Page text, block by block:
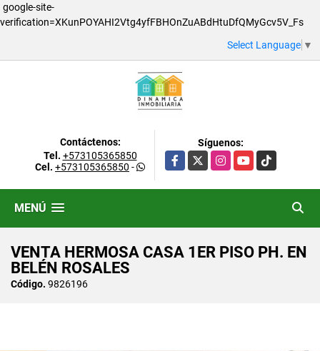
google-site-
verification=XKunPOYAHI2Vtg4yfFBHOnZuABdHtuDfQMyGcv5V_Fs
Select Language ▼
Contáctenos:
Tel. +573105365850
Cel. +573105365850 -
Síguenos:
Facebook
X InstagramYouTubeTikTok
MENÚ
VENTA HERMOSA CASA 1ER PISO PH. EN
BELÉN ROSALES
Código. 9826196